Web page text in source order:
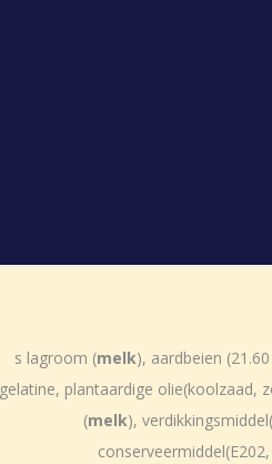
s lagroom (melk), aardbeien
gelatine, plantaardige olie(koolzaad,
(melk),